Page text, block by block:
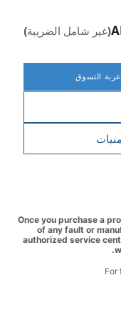
التسوق
(غير شامل الضريبة)
Once you purchase a
of any fault or
authorized service
For